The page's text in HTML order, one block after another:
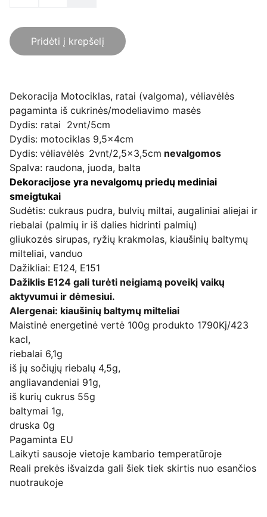
Pridėti į krepšelį
Dekoracija Motociklas, ratai (valgoma), vėliavėlės
pagaminta iš cukrinės/modeliavimo masės
Dydis: ratai 2vnt/5cm
Dydis: motociklas 9,5x4cm
Dydis: vėliavėlės 2vnt/2,5x3,5cm nevalgomos
Spalva: raudona, juoda, balta
Dekoracijose yra nevalgomų priedų mediniai
smeigtukai
Sudėtis: cukraus pudra, bulvių miltai, augaliniai aliejai ir
riebalai (palmių ir iš dalies hidrinti palmių)
gliukozės sirupas, ryžių krakmolas, kiaušinių baltymų
milteliai, vanduo
Dažikliai: E124, E151
Dažiklis E124 gali turėti neigiamą poveikį vaikų
aktyvumui ir dėmesiui.
Alergenai: kiaušinių baltymų milteliai
Maistinė energetinė vertė 100g produkto 1790Kj/423
kacl,
riebalai 6,1g
iš jų sočiųjų riebalų 4,5g,
angliavandeniai 91g,
iš kurių cukrus 55g
baltymai 1g,
druska 0g
Pagaminta EU
Laikyti sausoje vietoje kambario temperatūroje
Reali prekės išvaizda gali šiek tiek skirtis nuo esančios
nuotraukoje